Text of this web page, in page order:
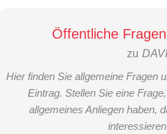
Öffentliche
zu
Hier finden Sie allgemeine Fragen
Eintrag. Stellen Sie eine
allgemeines Anliegen haben,